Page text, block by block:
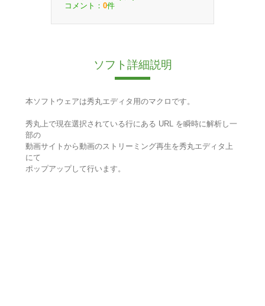
コメント： 0件
ソフト詳細説明
本ソフトウェアは秀丸エディタ用のマクロです。
秀丸上で現在選択されている行にある URL を瞬時に解析し一
部の
動画サイトから動画のストリーミング再生を秀丸エディタ上
にて
ポップアップして行います。